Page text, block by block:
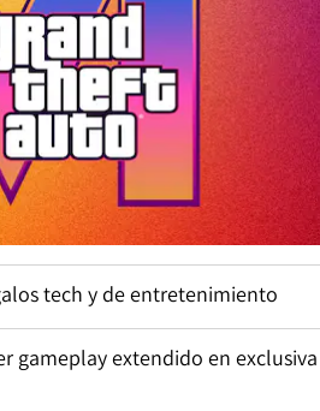
tech y de entretenimiento
gameplay extendido en exclusiva